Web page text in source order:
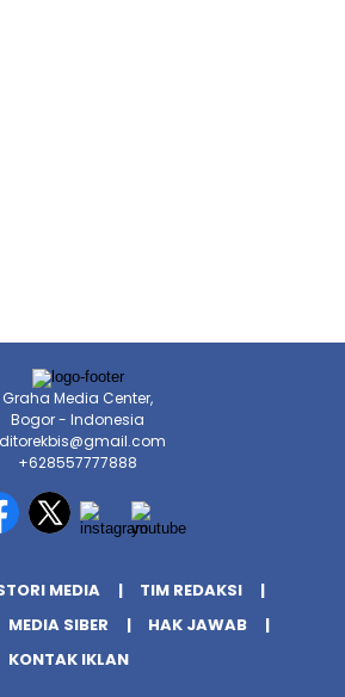
Graha Media Center,
Bogor - Indonesia
+628557777888
MEDIA
TIM REDAKSI
MEDIA SIBER
HAK JAWAB
KONTAK IKLAN